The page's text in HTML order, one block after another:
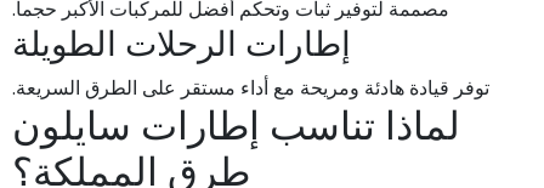
مصممة لتوفير ثبات وتحكم أفضل للمركبات الأكبر حجماً.
إطارات الرحلات الطويلة
توفر قيادة هادئة ومريحة مع أداء مستقر على الطرق السريعة.
لماذا تناسب إطارات سايلون
طرق المملكة؟